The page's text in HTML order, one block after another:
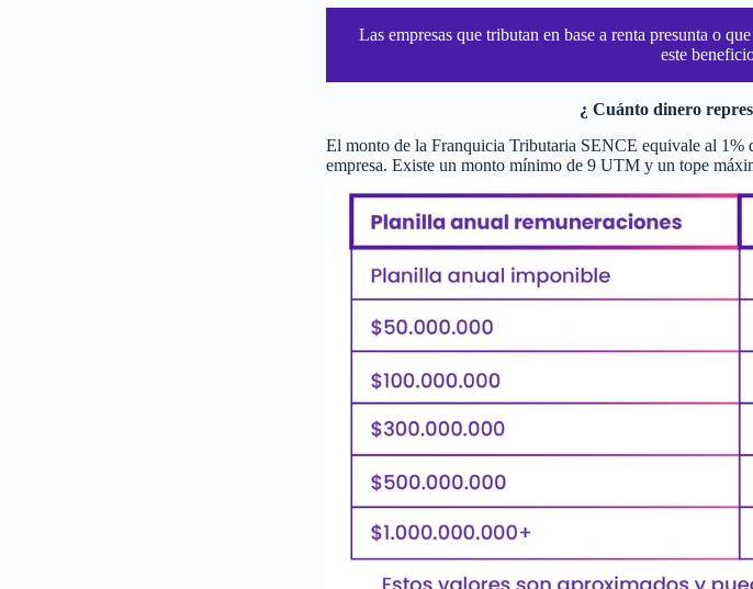
Las empresas que tributan en base a renta presunta o
este
¿ Cuánto dinero
El monto de la Franquicia Tributaria SENCE equivale al 1%
empresa. Existe un monto mínimo de 9 UTM y un tope